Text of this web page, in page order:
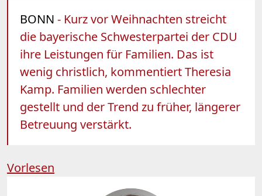
BONN - Kurz vor Weihnachten streicht
die bayerische Schwesterpartei der CDU
ihre Leistungen für Familien. Das ist
wenig christlich, kommentiert Theresia
Kamp. Familien werden schlechter
gestellt und der Trend zu früher, längerer
Betreuung verstärkt.
Vorlesen